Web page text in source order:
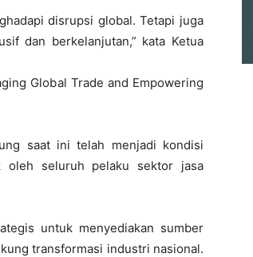
disrupsi global. Tetapi juga
dan berkelanjutan,” kata Ketua
Global Trade and Empowering
saat ini telah menjadi kondisi
oleh seluruh pelaku sektor jasa
untuk menyediakan sumber
transformasi industri nasional.